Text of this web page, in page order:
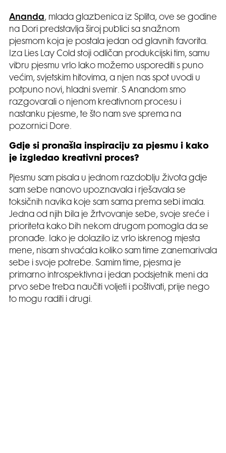
Ananda, mlada glazbenica iz Splita, ove se godine
na Dori predstavlja široj publici sa snažnom
pjesmom koja je postala jedan od glavnih favorita.
Iza Lies Lay Cold stoji odličan produkcijski tim, samu
vibru pjesmu vrlo lako možemo usporediti s puno
većim, svjetskim hitovima, a njen nas spot uvodi u
potpuno novi, hladni svemir. S Anandom smo
razgovarali o njenom kreativnom procesu i
nastanku pjesme, te što nam sve sprema na
pozornici Dore.
Gdje si pronašla inspiraciju za pjesmu i kako
je izgledao kreativni proces?
Pjesmu sam pisala u jednom razdoblju života gdje
sam sebe nanovo upoznavala i rješavala se
toksičnih navika koje sam sama prema sebi imala.
Jedna od njih bila je žrtvovanje sebe, svoje sreće i
prioriteta kako bih nekom drugom pomogla da se
pronađe. Iako je dolazilo iz vrlo iskrenog mjesta
mene, nisam shvaćala koliko sam time zanemarivala
sebe i svoje potrebe. Samim time, pjesma je
primarno introspektivna i jedan podsjetnik meni da
prvo sebe treba naučiti voljeti i poštivati, prije nego
to mogu raditi i drugi.